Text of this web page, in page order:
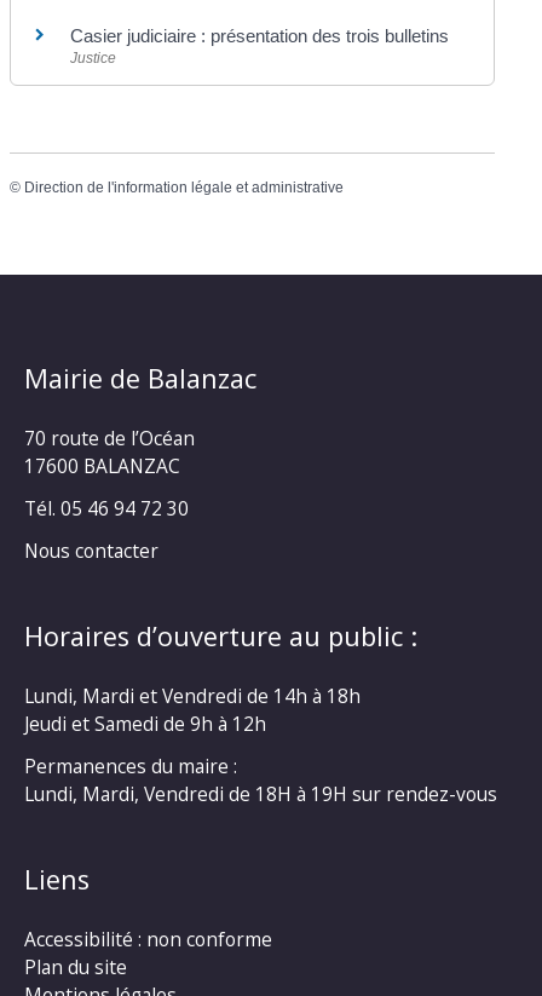
Casier judiciaire : présentation des trois bulletins
Justice
© Direction de l'information légale et administrative
Mairie de Balanzac
70 route de l’Océan
17600 BALANZAC
Tél. 05 46 94 72 30
Nous contacter
Horaires d’ouverture au public :
Lundi, Mardi et Vendredi de 14h à 18h
Jeudi et Samedi de 9h à 12h
Permanences du maire :
Lundi, Mardi, Vendredi de 18H à 19H sur rendez-vous
Liens
Accessibilité : non conforme
Plan du site